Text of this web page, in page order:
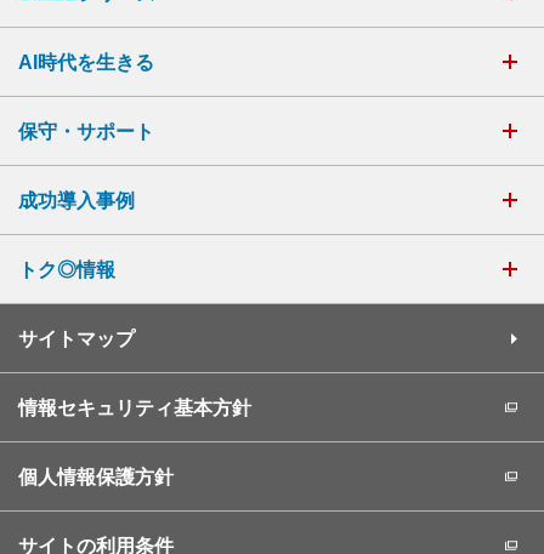
AI時代を生きる
保守・サポート
成功導入事例
トク◎情報
サイトマップ
情報セキュリティ基本方針
個人情報保護方針
サイトの利用条件